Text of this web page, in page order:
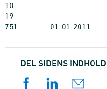
10
19
751
01-01-2011
DEL SIDENS INDHOLD